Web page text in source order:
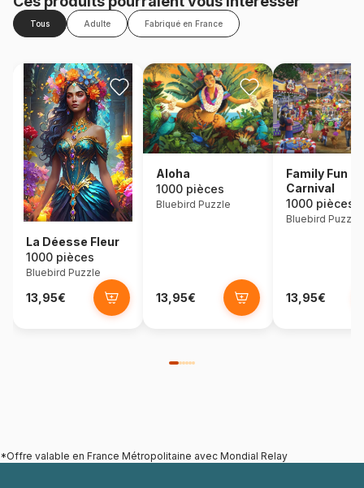
Tous Adulte Fabriqué en France
La Déesse Fleur
1000 pièces
Bluebird Puzzle
13,95€
Aloha
1000 pièces
Bluebird Puzzle
13,95€
Family Fun
Carnival
1000 pièces
Bluebird Puzzle
13,95€
*Offre valable en France Métropolitaine avec Mondial Relay